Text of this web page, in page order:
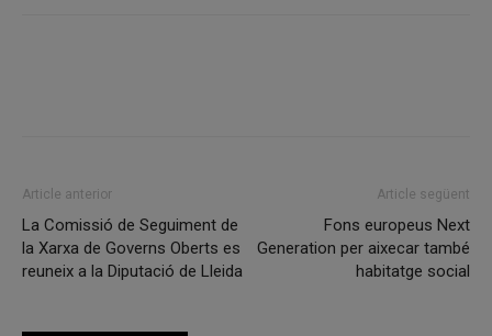
Article anterior
La Comissió de Seguiment de
la Xarxa de Governs Oberts es
reuneix a la Diputació de Lleida
Article següent
Fons europeus Next
Generation per aixecar també
habitatge social